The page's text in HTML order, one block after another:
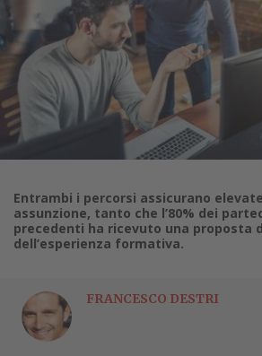
Entrambi i percorsi assicurano
assunzione, tanto che l’80% dei
precedenti ha ricevuto una proposta
dell’esperienza formativa.
FRANCESCO DESTRI